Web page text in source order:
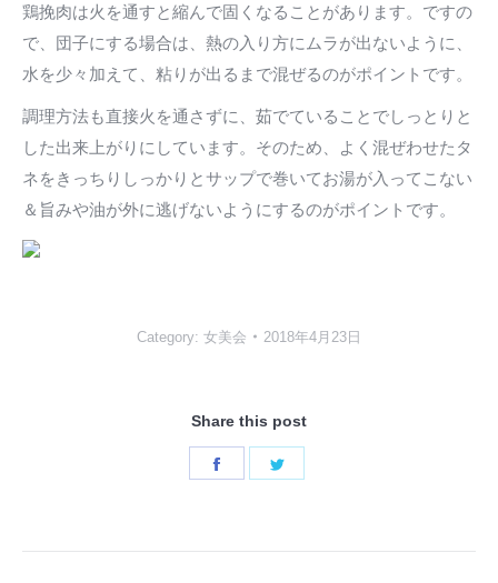
鶏挽肉は火を通すと縮んで固くなることがあります。ですの
で、団子にする場合は、熱の入り方にムラが出ないように、
水を少々加えて、粘りが出るまで混ぜるのがポイントです。
調理方法も直接火を通さずに、茹でていることでしっとりと
した出来上がりにしています。そのため、よく混ぜわせたタ
ネをきっちりしっかりとサップで巻いてお湯が入ってこない
＆旨みや油が外に逃げないようにするのがポイントです。
Category: 女美会 2018年4月23日
Share this post
Share